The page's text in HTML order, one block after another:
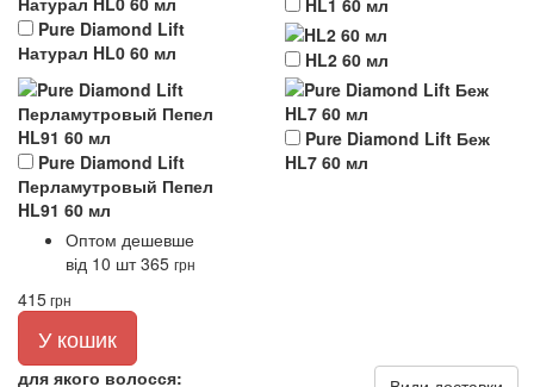
Pure Diamond Lift
Натурал HL0 60 мл
HL1 60 мл
HL2 60 мл
Pure Diamond Lift
Перламутровый Пепел
HL91 60 мл
Pure Diamond Lift Беж
HL7 60 мл
Оптом дешевше
від 10 шт365 грн
415грн
У кошик
для якого волосся: